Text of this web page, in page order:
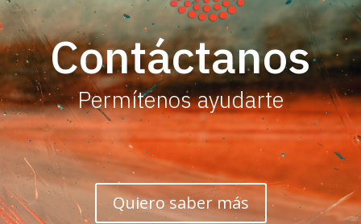
Contáctanos
Permítenos ayudarte
Quiero saber más